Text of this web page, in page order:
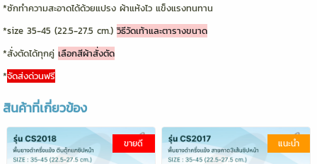
*ซักทำความสะอาดได้ด้วยแปรง ผ้าแห้งไว แข็งแรงทนทาน
*size 35-45 (22.5-27.5 cm.)วิธีวัดเท้าและตารางขนาด
*สั่งตัดได้ทุกคู่เลือกสีผ้าสั่งตัด
*จัดส่งด่วนฟรี
สินค้าที่เกี่ยวข้อง
ขายดี แนะนำ